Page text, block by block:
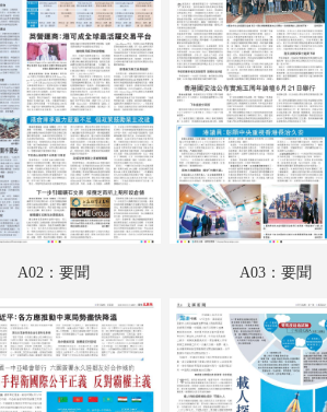
A20：國際
B01：特刊
B02：財經
B03：財經
B04：投資理財
B05：躍動都市
B07：娛樂
B08：體育
A02：要聞 A03：要聞